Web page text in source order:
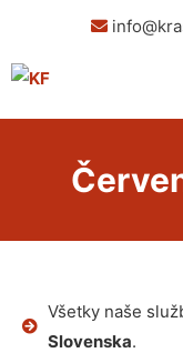
Všetky naše
Slovenska.